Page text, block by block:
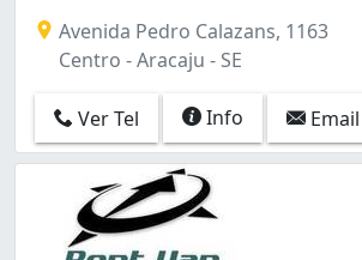
Pereira Lobo (1)
Ponto Novo (2)
Salgado Filho (1)
Santos Dumont (1)
Siqueira Campos (3)
Suíssa (3)
São José (1)
Avenida Pedro Calazans, 1163
Centro - Aracaju - SE
Ver Tel Info Email